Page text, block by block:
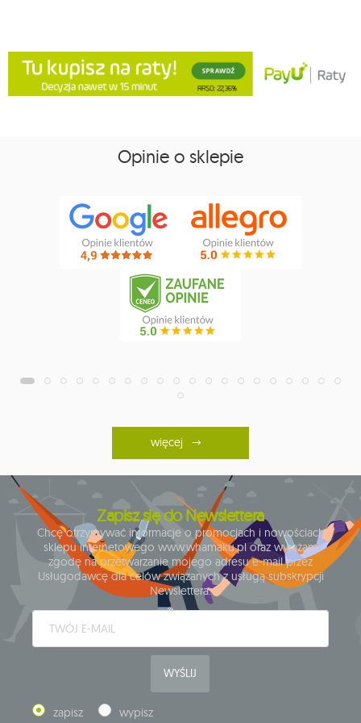
Opinie o sklepie
więcej
Zapisz się do Newslettera
Chcę otrzymywać informacje o promocjach i nowościach
sklepu internetowego www.whamaku.pl oraz wyrażam
zgodę na przetwarzanie mojego adresu e-mail przez
Usługodawcę dla celów związanych z usługą subskrypcji
Newslettera.
WYŚLIJ
zapisz wypisz